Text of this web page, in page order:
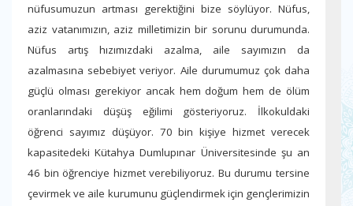
nüfusumuzun artması gerektiğini bize söylüyor. Nüfus,
aziz vatanımızın, aziz milletimizin bir sorunu durumunda.
Nüfus artış hızımızdaki azalma, aile sayımızın da
azalmasına sebebiyet veriyor. Aile durumumuz çok daha
güçlü olması gerekiyor ancak hem doğum hem de ölüm
oranlarındaki düşüş eğilimi gösteriyoruz. İlkokuldaki
öğrenci sayımız düşüyor. 70 bin kişiye hizmet verecek
kapasitedeki Kütahya Dumlupınar Üniversitesinde şu an
46 bin öğrenciye hizmet verebiliyoruz. Bu durumu tersine
çevirmek ve aile kurumunu güçlendirmek için gençlerimizin